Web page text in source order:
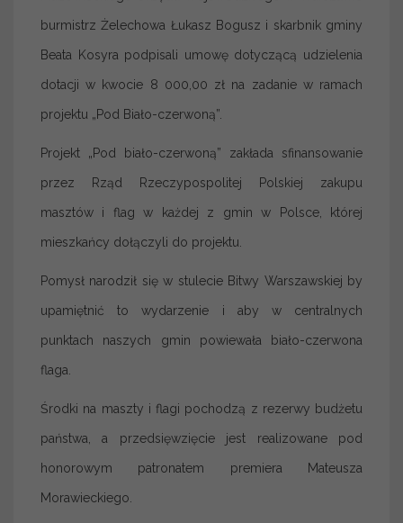
burmistrz Żelechowa Łukasz Bogusz i skarbnik gminy
Beata Kosyra podpisali umowę dotyczącą udzielenia
dotacji w kwocie 8 000,00 zł na zadanie w ramach
projektu „Pod Biało-czerwoną”.
Projekt „Pod biało-czerwoną” zakłada sfinansowanie
przez Rząd Rzeczypospolitej Polskiej zakupu
masztów i flag w każdej z gmin w Polsce, której
mieszkańcy dołączyli do projektu.
Pomysł narodził się w stulecie Bitwy Warszawskiej by
upamiętnić to wydarzenie i aby w centralnych
punktach naszych gmin powiewała biało-czerwona
flaga.
Środki na maszty i flagi pochodzą z rezerwy budżetu
państwa, a przedsięwzięcie jest realizowane pod
honorowym patronatem premiera Mateusza
Morawieckiego.